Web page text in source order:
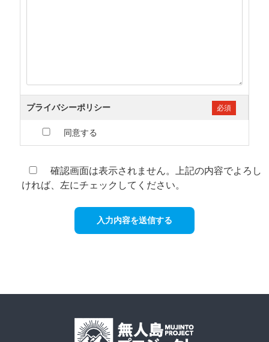
プライバシーポリシー 必須
同意する
確認画面は表示されません。上記の内容でよろし
ければ、左にチェックしてください。